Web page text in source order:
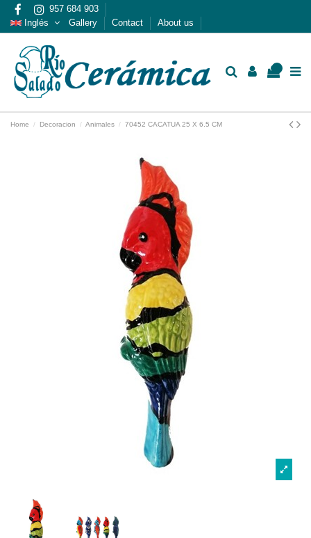
957 684 903
Inglés
Gallery Contact About us
Home Decoracion Animales 70452 CACATUA 25 X 6.5 CM